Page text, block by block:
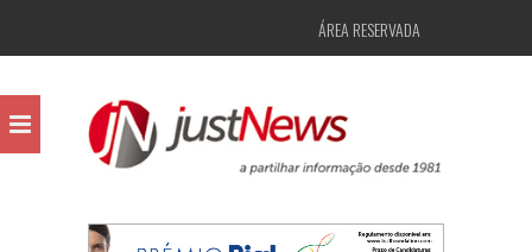
ÁREA RESERVADA